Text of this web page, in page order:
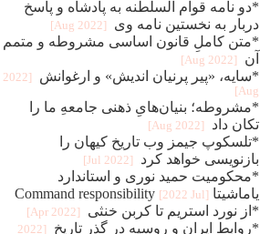
*دو نامه قوام‌ السلطنه به پادشاه و پاسخ
دربار به نخستین نامه وی
[2022 Aug]
*متن کاملِ قانون اساسی مشروطه و متمم
آن
[2022 Aug]
*سایه، «پیر پرنیان اندیش» و ارغوانش
[2022
Aug]
*مشروطه؛ بنیان‌هایِ ذهنی جامعهِ ما را
تکان داد
[2022 Aug]
*تلسکوپ جیمز وب تاریخ کیهان را
بازنویسی خواهد کرد
[2022 Jul]
*محکومیت حمید نوری و استاندارد
یاماشیتا Command responsibility [2022 Jul]
*از نورد استریم تا کربن خنثی [2022 Apr]
*روابط ایران و روسیه در گذر تاریخ
[2022